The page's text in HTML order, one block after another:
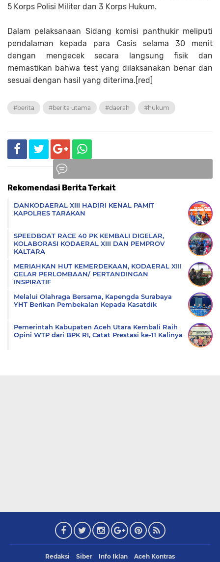
5 Korps Polisi Militer dan 3 Korps Hukum.
Dalam pelaksanaan Sidang komisi panthukir meliputi
pendalaman kepada para Casis selama 30 menit
dengan mengecek secara langsung fisik dan
memastikan bahwa test yang dilaksanakan benar dan
sesuai dengan hasil yang diterima.[red]
#berita #berita utama #daerah #hukum
Rekomendasi Berita Terkait
DANKODAERAL XIII HADIRI KENAL PAMIT
KAPOLRES TARAKAN
SPEEDBOAT RACE 40 PK KEMBALI DIGELAR,
KOLABORASI KODAERAL XIII DAN PEMPROV
KALTARA
MERIAHKAN HUT KEMERDEKAAN, KODAERAL XIII
GELAR PERLOMBAAN/ PERTANDINGAN
INSPIRATIF
Melalui Olahraga Bersama, Kapengda Surabaya
YHT Berikan Pembekalan Kepada Kasatdik
Pemerintah Kabupaten Aceh Utara Kembali Raih
Opini WTP dari BPK RI, Catat Prestasi ke-11 Kalinya
Redaksi Siber Info Iklan Aceh Kontras